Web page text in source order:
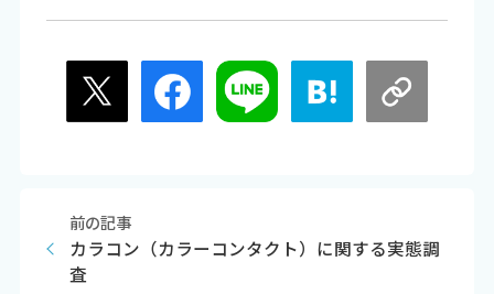
前の記事
カラコン（カラーコンタクト）に関する実態調
査